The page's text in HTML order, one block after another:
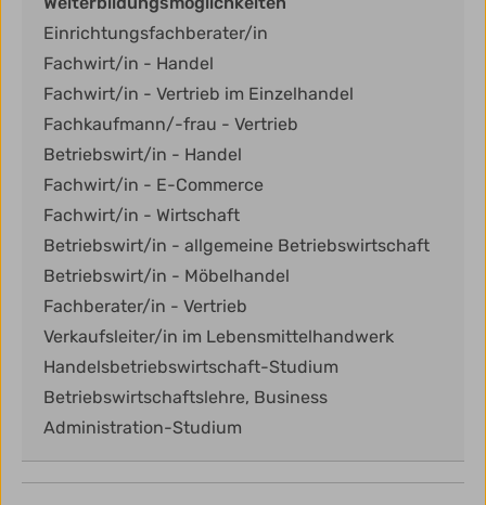
Einrichtungsfachberater/in
Fachwirt/in - Handel
Fachwirt/in - Vertrieb im Einzelhandel
Fachkaufmann/-frau - Vertrieb
Betriebswirt/in - Handel
Fachwirt/in - E-Commerce
Fachwirt/in - Wirtschaft
Betriebswirt/in - allgemeine Betriebswirtschaft
Betriebswirt/in - Möbelhandel
Fachberater/in - Vertrieb
Verkaufsleiter/in im Lebensmittelhandwerk
Handelsbetriebswirtschaft-Studium
Betriebswirtschaftslehre, Business
Administration-Studium